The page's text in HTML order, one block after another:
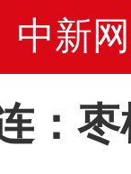
中新网
：